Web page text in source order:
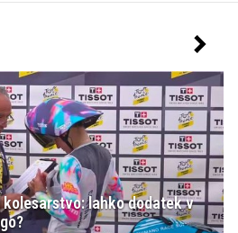
lahko dodatek v